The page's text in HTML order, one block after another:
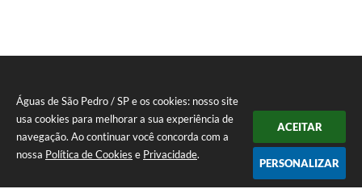
Águas de São Pedro / SP e os cookies: nosso site
usa cookies para melhorar a sua experiência de
navegação. Ao continuar você concorda com a
nossa Política de Cookies e Privacidade.
ACEITAR
PERSONALIZAR